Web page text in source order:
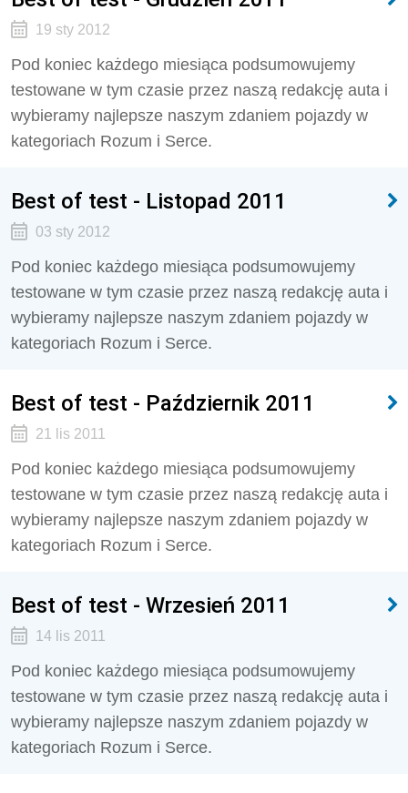
19 sty 2012
Pod koniec każdego miesiąca podsumowujemy
testowane w tym czasie przez naszą redakcję auta i
wybieramy najlepsze naszym zdaniem pojazdy w
kategoriach Rozum i Serce.
Best of test - Listopad 2011
03 sty 2012
Pod koniec każdego miesiąca podsumowujemy
testowane w tym czasie przez naszą redakcję auta i
wybieramy najlepsze naszym zdaniem pojazdy w
kategoriach Rozum i Serce.
Best of test - Październik 2011
21 lis 2011
Pod koniec każdego miesiąca podsumowujemy
testowane w tym czasie przez naszą redakcję auta i
wybieramy najlepsze naszym zdaniem pojazdy w
kategoriach Rozum i Serce.
Best of test - Wrzesień 2011
14 lis 2011
Pod koniec każdego miesiąca podsumowujemy
testowane w tym czasie przez naszą redakcję auta i
wybieramy najlepsze naszym zdaniem pojazdy w
kategoriach Rozum i Serce.